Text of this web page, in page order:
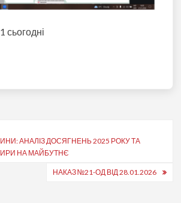
, 1 сьогодні
АНАЛІЗ ДОСЯГНЕНЬ 2025 РОКУ ТА
НА МАЙБУТНЄ
НАКАЗ №21-ОД ВІД 28.01.2026